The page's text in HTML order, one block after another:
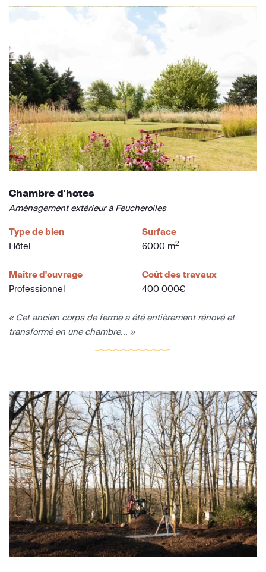
Chambre d'hotes
Aménagement extérieur à Feucherolles
Type de bien
Hôtel
Surface
6000 m2
Maître d'ouvrage
Professionnel
Coût des travaux
400 000€
« Cet ancien corps de ferme a été entièrement rénové et
transformé en une chambre... »